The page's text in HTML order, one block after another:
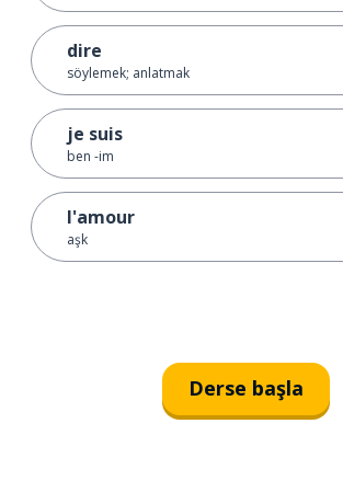
dire
söylemek; anlatmak
je suis
ben -im
l'amour
aşk
Derse başla